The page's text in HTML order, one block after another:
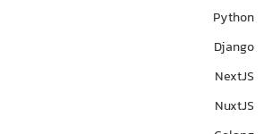
Python
Django
NextJS
NuxtJS